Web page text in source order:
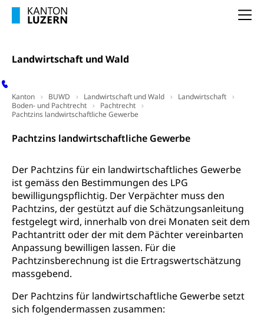
Landwirtschaft und Wald
Kanton BUWD Landwirtschaft und Wald
Landwirtschaft
Boden- und Pachtrecht
Pachtrecht
Pachtzins landwirtschaftliche Gewerbe
Pachtzins landwirtschaftliche Gewerbe
Der Pachtzins für ein landwirtschaftliches Gewerbe
ist gemäss den Bestimmungen des LPG
bewilligungspflichtig. Der Verpächter muss den
Pachtzins, der gestützt auf die Schätzungsanleitung
festgelegt wird, innerhalb von drei Monaten seit dem
Pachtantritt oder der mit dem Pächter vereinbarten
Anpassung bewilligen lassen. Für die
Pachtzinsberechnung ist die Ertragswertschätzung
massgebend.
Der Pachtzins für landwirtschaftliche Gewerbe setzt
sich folgendermassen zusammen:
Zentrum für Brückenangebote
Informatikmittelschule
FMS und Vollzeitschulen mit BM
Schulpflicht
Förderangebote
Sonderschulung
Musikschulen
Früherziehung
Schuldienste
Betreuungsangebote
Schulliste
Heilpädagogische Schulen
Studienbeihilfe, Stipendien, Ausbildungsdarlehen
Finanzielle Unterstützung für Ausbildung
Fachstelle Stipendien (beruf.lu.ch)
Studienbeiträge Höhere Berufsbildung
Finanzielle Unterstützung Pädagogische
Hochschule PHLU
Stipendien Hochschule Luzern hslu
Technische Hochschule, Studium,
Hochschulbildung, Hochschule, universitäre
Hochschule, Bachelor, Master, Doktorat,
Weiterbildung, Forschung, Entwicklung,
Fachhochschule Zentralschweiz, HSLU,
Hochschulen)
swissuniversities
Universität Luzern
Fachstelle Hochschulbildung
Vorschule
Kindergarten, Kinderkrippe, Krippe, Kinderhort,
Kindertagesstätte, Spielgruppe, Tagesmutter,
Freiwilliges Kindergarten Jahr
Kinderbetreuung
Frühe Sprachförderung
Gesundheit und Soziales